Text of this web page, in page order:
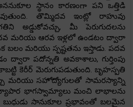
స్థానం కారణంగా పని ఒత్తిడి
తొమ్మిదవ ఇంట్లో రాహువు
అడ్డుకోవచ్చు, మీ పెరుగుదలను
మరియు ఆరవ ఇళ్లలో ఉండటం ద్వారా
బలం మరియు స్పష్టతను ఇస్తాడు. పదవ
ద్వారా పదోన్నతి అవకాశాలు, గుర్తింపు
కెరీర్ మెరుగుపడుతుంది. బృహస్పతి
మరియు సహోద్యోగులతో సామరస్యాన్ని
వ్యాపార భాగస్వామ్యాలు మంచి లాభాలను
సానుకూల ప్రభావంతో బలమైన